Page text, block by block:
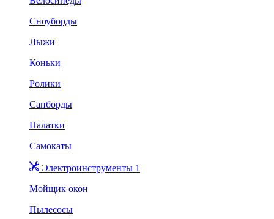
Сноуборды
Лыжи
Коньки
Ролики
Сапборды
Палатки
Самокаты
Электроинструменты 1
Мойщик окон
Пылесосы